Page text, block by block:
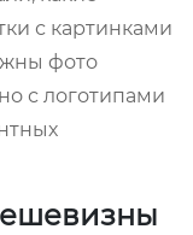
с картинками
фото
с логотипами